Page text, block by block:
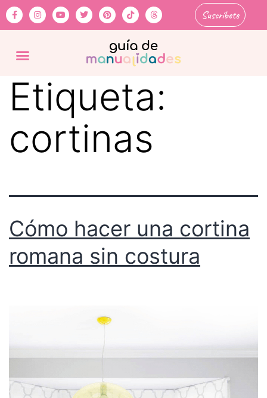
Suscríbete
Etiqueta:
cortinas
Cómo hacer una cortina
romana sin costura